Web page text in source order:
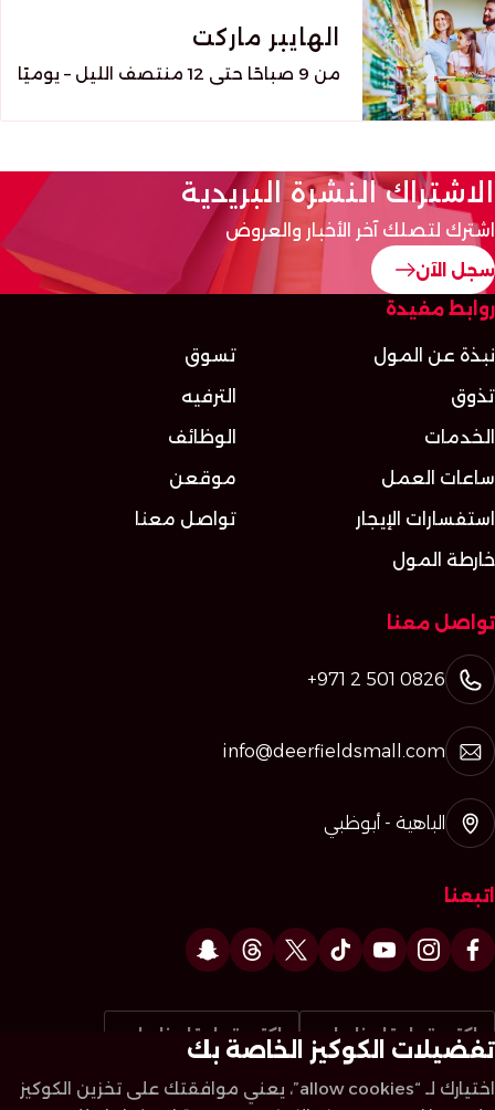
الهايبر ماركت
من 9 صباحًا حتى 12 منتصف الليل – يوميًا
الاشتراك النشرة البريدية
اشترك لتصلك آخر الأخبار والعروض
سجل الآن
روابط مفيدة
نبذة عن المول
تسوق
تذوق
الترفيه
الخدمات
الوظائف
ساعات العمل
موقعن
استفسارات الإيجار
تواصل معنا
خارطة المول
تواصل معنا
+971 2 501 0826
info@deerfieldsmall.com
الباهية - أبوظبي
اتبعنا
اكتب تعليقا عنا على اكتب تعليقا عنا على
تفضيلات الكوكيز الخاصة بك
اختيارك لـ “allow cookies”، يعني موافقتك على تخزين الكوكيز